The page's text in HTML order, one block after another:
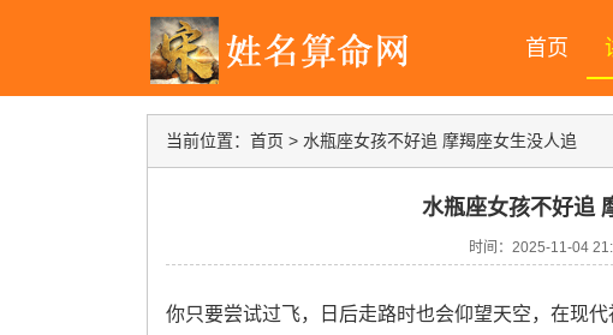
首页
当前位置： 首页 > 水瓶座女孩不好追 摩羯座女生没人追
水瓶座女孩不好追
时间：2025-11-04
你只要尝试过飞，日后走路时也会仰望天空，在现